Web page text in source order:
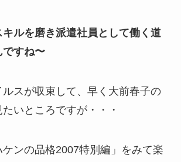
ルを磨き派遣社員として働く道
ですね〜
スが収束して、早く大前春子の
いところですが・・・
ンの品格2007特別編」をみて楽